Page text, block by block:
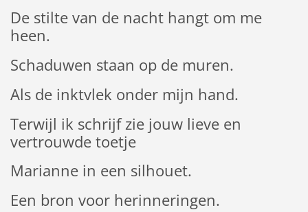
De stilte van de nacht hangt om me
heen.
Schaduwen staan op de muren.
Als de inktvlek onder mijn hand.
Terwijl ik schrijf zie jouw lieve en
vertrouwde toetje
Marianne in een silhouet.
Een bron voor herinneringen.